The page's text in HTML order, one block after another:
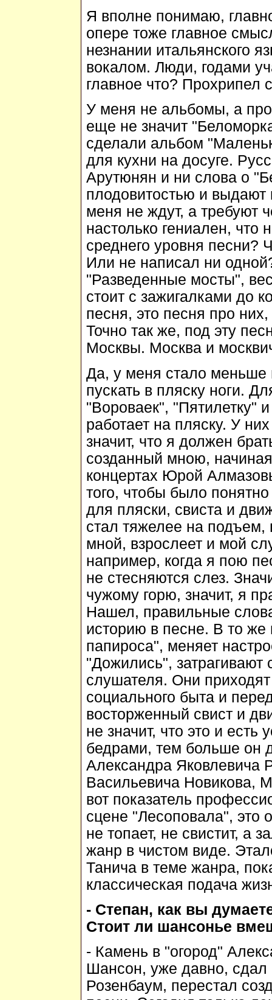
Я вполне понимаю,
опере тоже главное
незнании итальянского
вокалом. Люди, годами
главное что? Прохрипел
У меня не альбомы, а
еще не значит
сделали альбом
для кухни на досуге.
Арутюнян и ни слова о
плодовитостью и выдают
меня не ждут, а требуют
настолько гениален, что
среднего уровня песни?
Или не написал ни
"Разведенные мосты",
стоит с зажигалками до
песня, это песня про
Точно так же, под эту
Москвы. Москва и
Да, у меня стало меньше
пускать в пляску ноги.
"Вороваек", "Пятилетку"
работает на пляску. У
значит, что я должен
созданный мною,
концертах Юрой
того, чтобы было
для пляски, свиста и
стал тяжелее на подъем,
мной, взрослеет и мой
например, когда я пою
не стесняются слез.
чужому горю, значит, я
Нашел, правильные
историю в песне. В то
папироса", меняет
"Дожились", затрагивают
слушателя. Они
социального быта и
восторженный свист и
не значит, что это и
бедрами, тем больше он
Александра Яковлевича
Васильевича Новикова,
вот показатель
сцене "Лесоповала", это
не топает, не свистит, а
жанр в чистом виде.
Танича в теме жанра,
классическая подача
- Степан, как вы
Стоит ли шансонье
- Камень в "огород"
Шансон, уже давно, сдал
Розенбаум, перестал